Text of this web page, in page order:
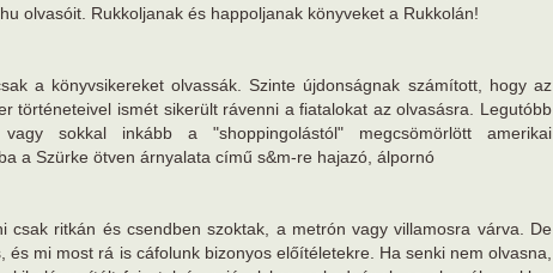
olvasóit. Rukkoljanak és happoljanak könyveket a Rukkolán!
a könyvsikereket olvassák. Szinte újdonságnak számított, hogy az
történeteivel ismét sikerült rávenni a fiatalokat az olvasásra. Legutóbb
sokkal inkább a "shoppingolástól" megcsömörlött amerikai
a Szürke ötven árnyalata című s&m-re hajazó, álpornó
csak ritkán és csendben szoktak, a metrón vagy villamosra várva. De
és mi most rá is cáfolunk bizonyos előítéletekre. Ha senki nem olvasna,